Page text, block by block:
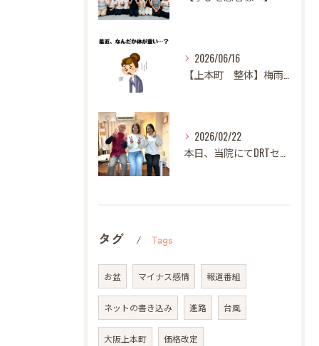
2026/06/16
【上本町 整体】梅雨になると体調が悪くなる方へ
2026/02/22
本日、当院にてDRTセミナーを開催いたしました。
タグ Tags
お盆 マイナス感情 報道番組
ネットの書き込み 進路 台風
大阪上本町 価格改定